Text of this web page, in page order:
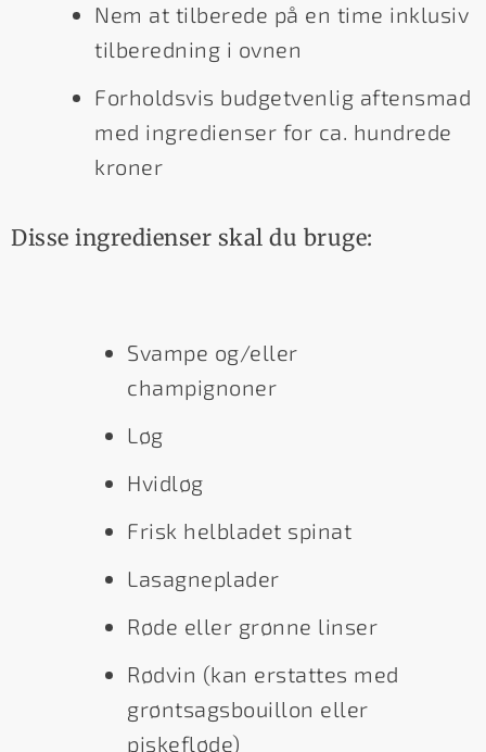
Nem at tilberede på en time inklusiv
tilberedning i ovnen
Forholdsvis budgetvenlig aftensmad
med ingredienser for ca. hundrede
kroner
Disse ingredienser skal du bruge:
Svampe og/eller
champignoner
Løg
Hvidløg
Frisk helbladet spinat
Lasagneplader
Røde eller grønne linser
Rødvin (kan erstattes med
grøntsagsbouillon eller
piskefløde)